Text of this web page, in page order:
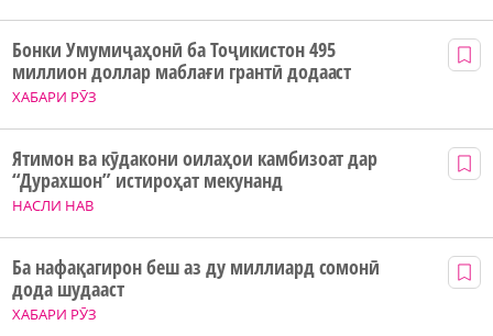
ХАБАРИ РӮЗ
Бонки Умумиҷаҳонӣ ба Тоҷикистон 495
миллион доллар маблағи грантӣ додааст
НАСЛИ НАВ
Ятимон ва кӯдакони оилаҳои камбизоат дар
“Дурахшон” истироҳат мекунанд
ХАБАРИ РӮЗ
Ба нафақагирон беш аз ду миллиард сомонӣ
дода шудааст